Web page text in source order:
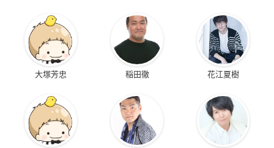
大塚芳忠 稲田徹 花江夏樹